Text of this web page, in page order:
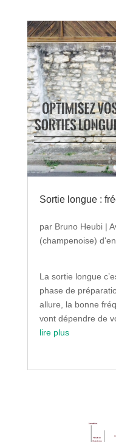
Sortie longue :
par Bruno Heubi|
(champenoise)
La sortie longue
phase de
allure, la bonne
vont dépendre de
lire plus